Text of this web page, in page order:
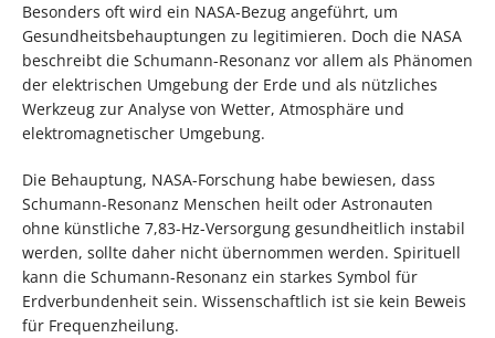
Besonders oft wird ein NASA-Bezug angeführt, um
Gesundheitsbehauptungen zu legitimieren. Doch die NASA
beschreibt die Schumann-Resonanz vor allem als Phänomen
der elektrischen Umgebung der Erde und als nützliches
Werkzeug zur Analyse von Wetter, Atmosphäre und
elektromagnetischer Umgebung.
Die Behauptung, NASA-Forschung habe bewiesen, dass
Schumann-Resonanz Menschen heilt oder Astronauten
ohne künstliche 7,83-Hz-Versorgung gesundheitlich instabil
werden, sollte daher nicht übernommen werden. Spirituell
kann die Schumann-Resonanz ein starkes Symbol für
Erdverbundenheit sein. Wissenschaftlich ist sie kein Beweis
für Frequenzheilung.